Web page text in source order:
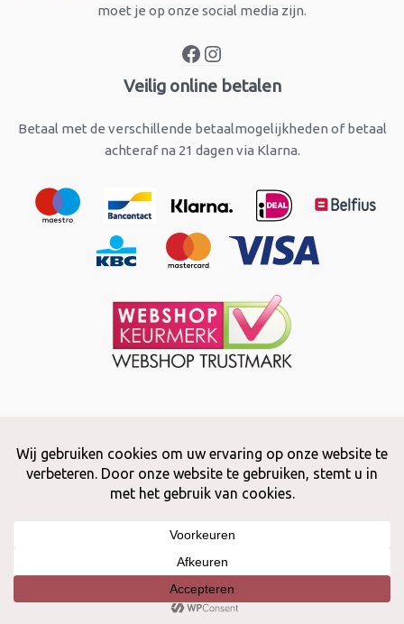
moet je op onze social media zijn.
Veilig online betalen
Betaal met de verschillende betaalmogelijkheden of betaal
achteraf na 21 dagen via Klarna.
Copyright © 2026 Snuffelstore
Adax BV - 0032 (0)50 66 56 51 -info@snuffelstore.be
Created byWeCodeIT